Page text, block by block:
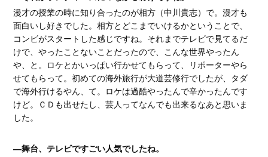
漫才の授業の時に知り合ったのが相方（中川貴志）で。漫才も
面白いし好きでした。相方とどこまでいけるかということで、
コンビがスタートした感じですね。それまでテレビで見てるだ
けで、やったことないことだったので、こんな世界やったん
や、と。ロケとかいっぱい行かせてもらって、リポーターやら
せてもらって。初めての海外旅行が大道芸修行でしたが、タダ
で海外行けるやん、て。ロケは過酷やったんで辛かったんです
けど。ＣＤも出せたし、芸人ってなんでも出来るなあと思いま
した。
―舞台、テレビですごい人気でしたね。